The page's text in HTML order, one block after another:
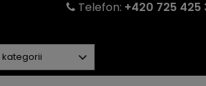
Telefon: +420 725 425